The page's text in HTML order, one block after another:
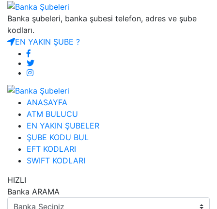
Banka şubeleri, banka şubesi telefon, adres ve şube
kodları.
EN YAKIN ŞUBE ?
ANASAYFA
ATM BULUCU
EN YAKIN ŞUBELER
ŞUBE KODU BUL
EFT KODLARI
SWIFT KODLARI
HIZLI
Banka ARAMA